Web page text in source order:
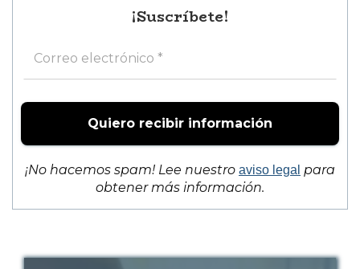
¡Suscríbete!
¡No hacemos spam! Lee nuestro aviso legal para
obtener más información.